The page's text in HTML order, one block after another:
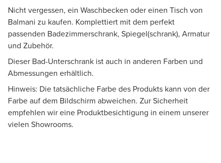
Nicht vergessen, ein Waschbecken oder einen Tisch von
Balmani zu kaufen. Komplettiert mit dem perfekt
passenden Badezimmerschrank, Spiegel(schrank), Armatur
und Zubehör.
Dieser Bad-Unterschrank ist auch in anderen Farben und
Abmessungen erhältlich.
Hinweis: Die tatsächliche Farbe des Produkts kann von der
Farbe auf dem Bildschirm abweichen. Zur Sicherheit
empfehlen wir eine Produktbesichtigung in einem unserer
vielen Showrooms.